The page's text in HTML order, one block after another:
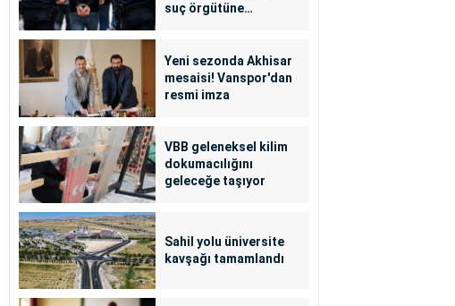
suç örgütüne
Yeni sezonda Akhisar
mesaisi! Vanspor'dan
resmi imza
VBB geleneksel kilim
dokumacılığını
geleceğe taşıyor
Sahil yolu üniversite
kavşağı tamamlandı